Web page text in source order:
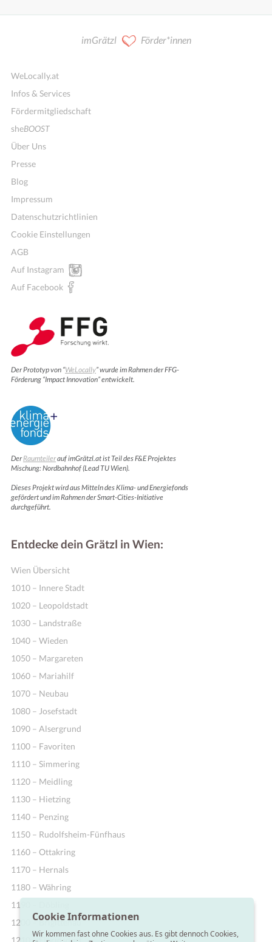
imGrätzl Förder*innen
WeLocally.at
Infos & Services
Fördermitgliedschaft
sheBOOST
Über Uns
Presse
Blog
Impressum
Datenschutzrichtlinien
Cookie Einstellungen
AGB
Auf Instagram
Auf Facebook
Der Prototyp von “WeLocally” wurde im Rahmen der FFG-
Förderung “Impact Innovation” entwickelt.
DerRaumteilerauf imGrätzl.at ist Teil des F&E Projektes
Mischung: Nordbahnhof (Lead TU Wien).
Dieses Projekt wird aus Mitteln des Klima- und Energiefonds
gefördert und im Rahmen der Smart-Cities-Initiative
durchgeführt.
Entdecke dein Grätzl in Wien:
Wien Übersicht
1010 – Innere Stadt
1020 – Leopoldstadt
1030 – Landstraße
1040 – Wieden
1050 – Margareten
1060 – Mariahilf
1070 – Neubau
1080 – Josefstadt
1090 – Alsergrund
1100 – Favoriten
1110 – Simmering
1120 – Meidling
1130 – Hietzing
1140 – Penzing
1150 – Rudolfsheim-Fünfhaus
1160 – Ottakring
1170 – Hernals
1180 – Währing
1190 – Döbling
1200 – Brigittenau
Cookie Informationen
Wir kommen fast ohne Cookies aus. Es gibt dennoch Cookies,